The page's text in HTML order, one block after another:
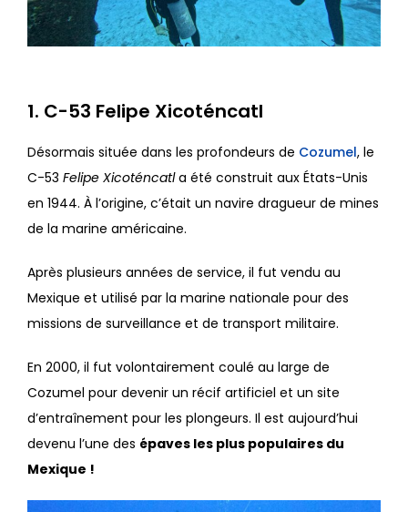
1. C-53 Felipe Xicoténcatl
Désormais située dans les profondeurs de Cozumel, le
C-53 Felipe Xicoténcatla été construit aux États-Unis
en 1944. À l’origine, c’était un navire dragueur de mines
de la marine américaine.
Après plusieurs années de service, il fut vendu au
Mexique et utilisé par la marine nationale pour des
missions de surveillance et de transport militaire.
En 2000, il fut volontairement coulé au large de
Cozumel pour devenir un récif artificiel et un site
d’entraînement pour les plongeurs. Il est aujourd’hui
devenu l’une des épaves les plus populaires du
Mexique !